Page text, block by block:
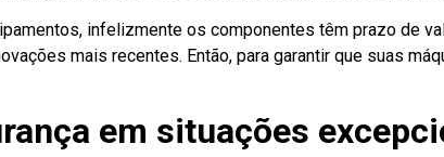
infelizmente os componentes têm prazo de
mais recentes. Então, para garantir que suas
em situações